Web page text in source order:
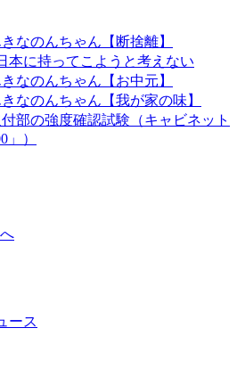
きなのんちゃん【断捨離】
本に持ってこようと考えない
きなのんちゃん【お中元】
きなのんちゃん【我が家の味】
部の強度確認試験（キャビネット
）
ース